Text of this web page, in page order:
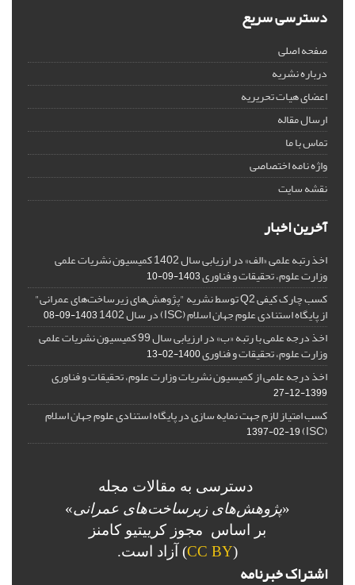
دسترسی سریع
صفحه اصلی
درباره نشریه
اعضای هیات تحریریه
ارسال مقاله
تماس با ما
واژه نامه اختصاصی
نقشه سایت
آخرین اخبار
اخذ رتبه علمی «الف» در ارزیابی سال 1402 کمیسیون نشریات علمی
وزارت علوم، تحقیقات و فناوری1403-09-10
کسب چارک کیفی Q2 توسط نشریه "پژوهش‌های زیرساخت‌های عمرانی"
از پایگاه استنادی علوم جهان اسلام (ISC) در سال 1402 1403-09-08
اخذ درجه علمی با رتبه «ب» در ارزیابی سال 99 کمیسیون نشریات علمی
وزارت علوم، تحقیقات و فناوری1400-02-13
اخذ درجه علمی از کمیسیون نشریات وزارت علوم، تحقیقات و فناوری
1399-12-27
کسب امتیاز لازم جهت نمایه سازی در پایگاه استنادی علوم جهان اسلام
(ISC)
1397-02-19
دسترسی به مقالات مجله
«پژوهش‌های زیرساخت‌های عمرانی»
بر اساس مجوز کرییتیو کامنز
(
CC BY) آزاد است.
اشتراک خبرنامه